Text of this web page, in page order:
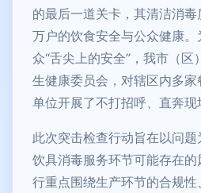
的最后一道关卡，其清洁消
万户的饮食安全与公众健康
众“舌尖上的安全”，我市（区
生健康委员会，对辖区内多
单位开展了不打招呼、直奔现
此次突击检查行动旨在以问
饮具消毒服务环节可能存在
行重点围绕生产环节的合规